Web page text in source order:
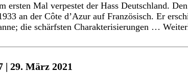
ersten Mal verpestet der Hass Deutschland.
an der Côte d’Azur auf Französisch. Er
die schärfsten Charakterisierungen …
| 29. März 2021